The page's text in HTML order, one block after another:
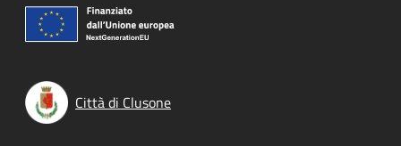
Città di Clusone